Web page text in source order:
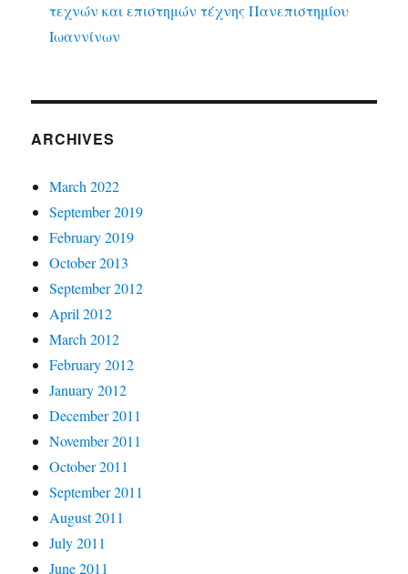
τεχνών και επιστημών τέχνης Πανεπιστημίου
Ιωαννίνων
ARCHIVES
March 2022
September 2019
February 2019
October 2013
September 2012
April 2012
March 2012
February 2012
January 2012
December 2011
November 2011
October 2011
September 2011
August 2011
July 2011
June 2011